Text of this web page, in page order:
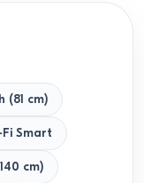
(81 cm)
Smart
cm)